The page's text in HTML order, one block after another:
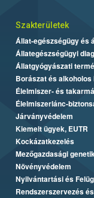
Szakterületek
Állat-egészségügy és
Állategészségügyi
Állatgyógyászati
Borászat és alkoholos
Élelmiszer- és
Élelmiszerlánc-
Járványvédelem
Kiemelt ügyek, EUTR
Kockázatkezelés
Mezőgazdasági
Növényvédelem
Nyilvántartási és
Rendszerszervezés